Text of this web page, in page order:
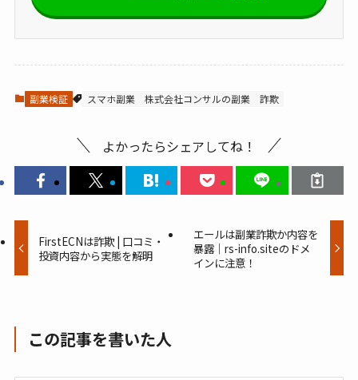
副業検証 スマホ副業 株式会社コンサルの副業 詐欺
よかったらシェアしてね！
FirstECNは詐欺 | 口コミ・
投資内容から実態を解明
エールは副業詐欺か内容を
暴露｜rs-info.siteのドメ
インに注意！
この記事を書いた人